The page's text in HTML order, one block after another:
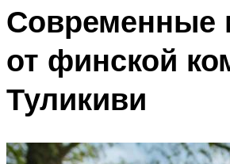
Современные
от финской
Туликиви